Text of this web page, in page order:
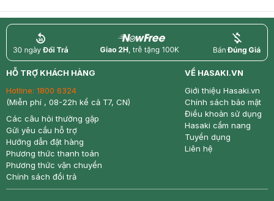
return nowfree price
HỖ TRỢ KHÁCH HÀNG
Hotline: 1800 6324
(Miễn phí , 08-22h kể cả T7, CN)
Các câu hỏi thường gặp
Gửi yêu cầu hỗ trợ
Hướng dẫn đặt hàng
Phương thức thanh toán
Phương thức vận chuyển
Chính sách đổi trả
VỀ HASAKI.VN
Giới thiệu Hasaki.vn
Chính sách bảo mật
Điều khoản sử dụng
Hasaki cẩm nang
Tuyển dụng
Liên hệ